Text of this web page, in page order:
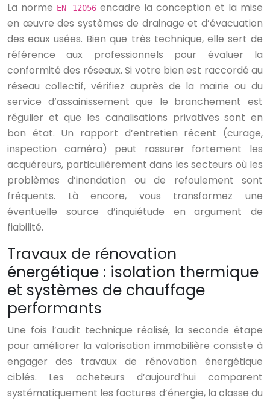
La norme EN 12056 encadre la conception et la mise
en œuvre des systèmes de drainage et d’évacuation
des eaux usées. Bien que très technique, elle sert de
référence aux professionnels pour évaluer la
conformité des réseaux. Si votre bien est raccordé au
réseau collectif, vérifiez auprès de la mairie ou du
service d’assainissement que le branchement est
régulier et que les canalisations privatives sont en
bon état. Un rapport d’entretien récent (curage,
inspection caméra) peut rassurer fortement les
acquéreurs, particulièrement dans les secteurs où les
problèmes d’inondation ou de refoulement sont
fréquents. Là encore, vous transformez une
éventuelle source d’inquiétude en argument de
fiabilité.
Travaux de rénovation
énergétique : isolation thermique
et systèmes de chauffage
performants
Une fois l’audit technique réalisé, la seconde étape
pour améliorer la valorisation immobilière consiste à
engager des travaux de rénovation énergétique
ciblés. Les acheteurs d’aujourd’hui comparent
systématiquement les factures d’énergie, la classe du